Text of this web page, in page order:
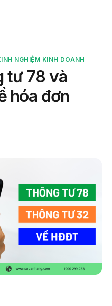
NGHIỆM KINH DOANH
tư 78 và
hóa đơn